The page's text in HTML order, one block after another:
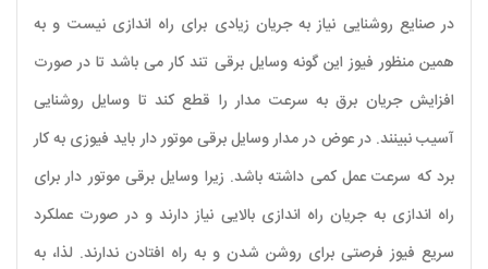
در صنایع روشنایی نیاز به جریان زیادی برای راه اندازی نیست و به
همین منظور فیوز این گونه وسایل برقی تند کار می باشد تا در صورت
افزایش جریان برق به سرعت مدار را قطع کند تا وسایل روشنایی
آسیب نبینند. در عوض در مدار وسایل برقی موتور دار باید فیوزی به کار
برد که سرعت عمل کمی داشته باشد. زیرا وسایل برقی موتور دار برای
راه اندازی به جریان راه اندازی بالایی نیاز دارند و در صورت عملکرد
سریع فیوز فرصتی برای روشن شدن و به راه افتادن ندارند. لذا، به